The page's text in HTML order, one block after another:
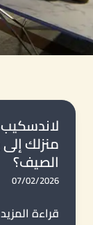
منزلك
الصيف؟
07/02/2026
لاندسكيب
قراءة المزيد